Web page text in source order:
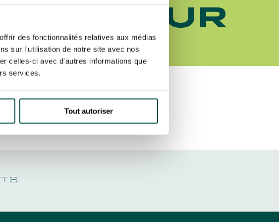
des fonctionnalités relatives aux médias
sur l'utilisation de notre site avec nos
celles-ci avec d'autres informations que
services.
Tout autoriser
DRESS CODE
SUBSCRIBE
newsletter.Find out moreabout how your data and
FOUR